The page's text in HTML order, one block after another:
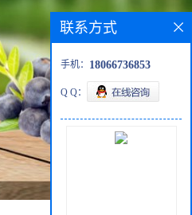
联系方式
手机： 18066736853
Q Q：